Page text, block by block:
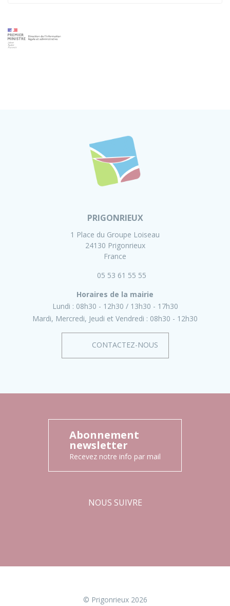
PRIGONRIEUX
1 Place du Groupe Loiseau
24130 Prigonrieux
France
05 53 61 55 55
Horaires de la mairie
Lundi : 08h30 - 12h30
13h30 - 17h30
Mardi, Mercredi, Jeudi et Vendredi : 08h30 - 12h30
CONTACTEZ-NOUS
Abonnement
newsletter
Recevez notre info par mail
NOUS SUIVRE
© Prigonrieux 2026